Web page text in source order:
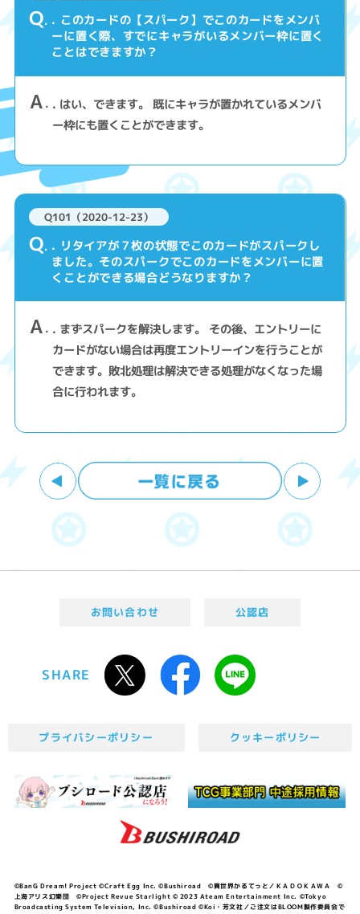
Q . このカードの【スパーク】でこのカードをメンバ
ーに置く際、すでにキャラがいるメンバー枠に置く
ことはできますか？
A . はい、できます。 既にキャラが置かれているメンバ
ー枠にも置くことができます。
Q101（2020-12-23）
Q . リタイアが７枚の状態でこのカードがスパークし
ました。そのスパークでこのカードをメンバーに置
くことができる場合どうなりますか？
A . まずスパークを解決します。 その後、エントリーに
カードがない場合は再度エントリーインを行うことが
できます。敗北処理は解決できる処理がなくなった場
合に行われます。
お問い合わせ 公認店
SHARE
プライバシーポリシー クッキーポリシー
©BanG Dream! Project ©Craft Egg Inc. ©Bushiroad ©異世界かるてっと／ＫＡＤＯＫＡＷＡ ©
上海アリス幻樂団 ©Project Revue Starlight © 2023 Ateam Entertainment Inc. ©Tokyo
Broadcasting System Television, Inc. ©Bushiroad ©Koi・芳文社／ご注文はBLOOM製作委員会で